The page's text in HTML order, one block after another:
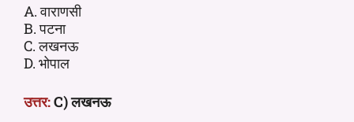
A. वाराणसी
B. पटना
C. लखनऊ
D. भोपाल
उत्तर:C) लखनऊ